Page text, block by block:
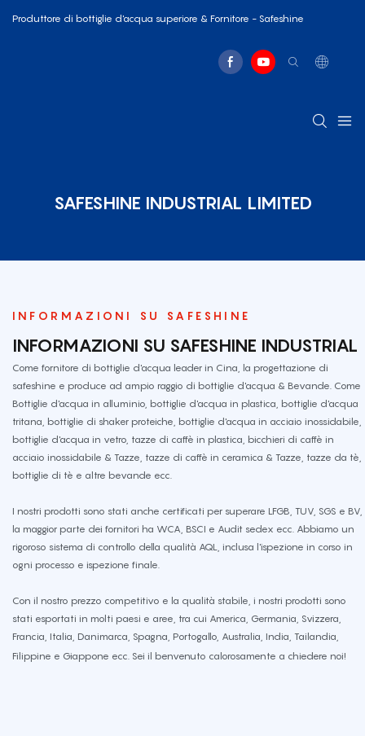
Produttore di bottiglie d'acqua superiore & Fornitore - Safeshine
SAFESHINE INDUSTRIAL LIMITED
INFORMAZIONI SU SAFESHINE
INFORMAZIONI SU SAFESHINE INDUSTRIAL
Come fornitore di bottiglie d'acqua leader in Cina, la progettazione di
safeshine e produce ad ampio raggio di bottiglie d'acqua & Bevande. Come
Bottiglie d'acqua in alluminio, bottiglie d'acqua in plastica, bottiglie d'acqua
tritana, bottiglie di shaker proteiche, bottiglie d'acqua in acciaio inossidabile,
bottiglie d'acqua in vetro, tazze di caffè in plastica, bicchieri di caffè in
acciaio inossidabile & Tazze, tazze di caffè in ceramica & Tazze, tazze da tè,
bottiglie di tè e altre bevande ecc.
I nostri prodotti sono stati anche certificati per superare LFGB, TUV, SGS e BV,
la maggior parte dei fornitori ha WCA, BSCI e Audit sedex ecc. Abbiamo un
rigoroso sistema di controllo della qualità AQL, inclusa l'ispezione in corso in
ogni processo e ispezione finale.
Con il nostro prezzo competitivo e la qualità stabile, i nostri prodotti sono
stati esportati in molti paesi e aree, tra cui America, Germania, Svizzera,
Francia, Italia, Danimarca, Spagna, Portogallo, Australia, India, Tailandia,
Filippine e Giappone ecc. Sei il benvenuto calorosamente a chiedere noi!